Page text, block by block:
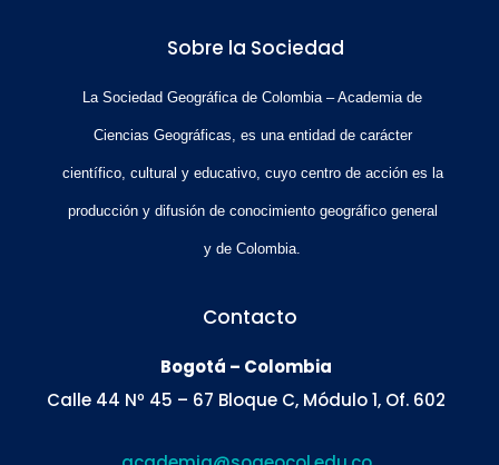
Sobre la Sociedad
La Sociedad Geográfica de Colombia – Academia de
Ciencias Geográficas, es una entidad de carácter
científico, cultural y educativo, cuyo centro de acción es la
producción y difusión de conocimiento geográfico general
y de Colombia.
Contacto
Bogotá – Colombia
Calle 44 Nº 45 – 67 Bloque C, Módulo 1, Of. 602